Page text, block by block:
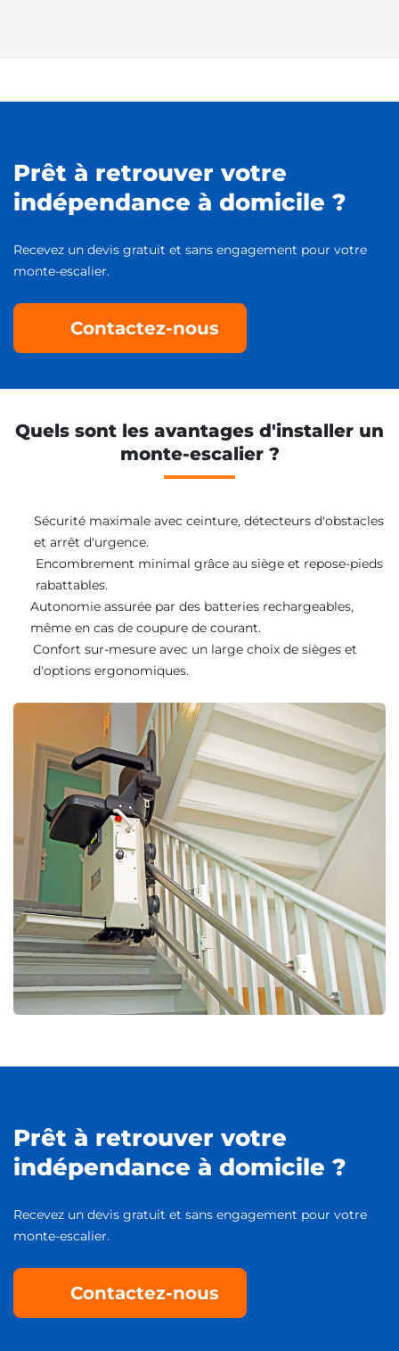
Prêt à retrouver votre
indépendance à domicile ?
Recevez un devis gratuit et sans engagement pour votre
monte-escalier.
Contactez-nous
Quels sont les avantages d'installer un
monte-escalier ?
Sécurité maximale avec ceinture, détecteurs d'obstacles
et arrêt d'urgence.
Encombrement minimal grâce au siège et repose-pieds
rabattables.
Autonomie assurée par des batteries rechargeables,
même en cas de coupure de courant.
Confort sur-mesure avec un large choix de sièges et
d'options ergonomiques.
Prêt à retrouver votre
indépendance à domicile ?
Recevez un devis gratuit et sans engagement pour votre
monte-escalier.
Contactez-nous